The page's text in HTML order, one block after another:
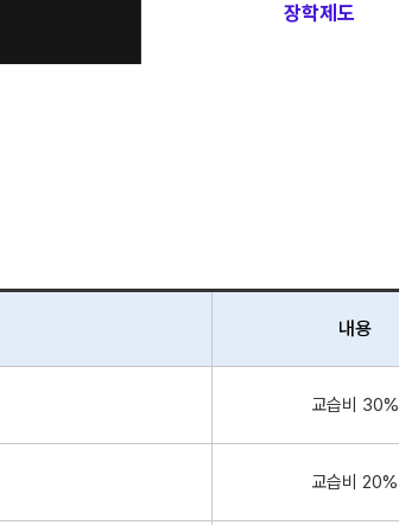
장학제도
내용
교습비 30%
교습비 20%